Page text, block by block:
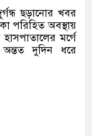
ছড়ানোর খবর
পরিহিত অবস্থায়
মর্গে
অন্তত দুদিন ধরে